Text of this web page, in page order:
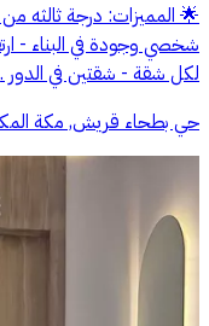
🌟 المميزات: درجة ثالثه
شخصي وجودة في البناء -
لكل شقة - شقتين في الدور .
حي بطحاء قريش, مكة